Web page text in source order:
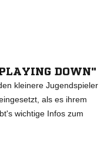
DOWN"
kleinere Jugendspieler
als es ihrem
wichtige Infos zum